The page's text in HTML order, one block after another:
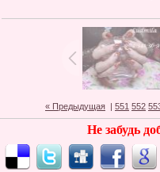
« Предыдущая 551 552
Не забудь